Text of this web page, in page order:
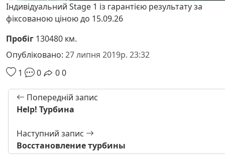
Індивідуальний Stage 1 із гарантією результату за
фіксованою ціною до 15.09.26
Пробіг 130480 км.
Опубліковано: 27 липня 2019р. 23:32
1
0 00
Попередній запис
Help! Турбина
Наступний запис
Восстановление турбины